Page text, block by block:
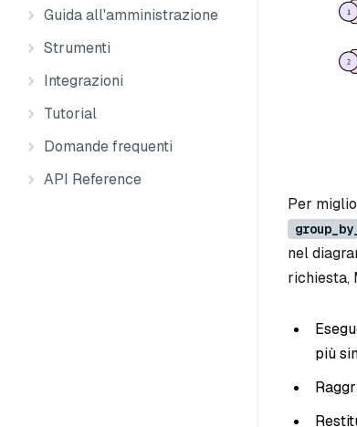
Guida all'amministrazione
Strumenti
Integrazioni
Tutorial
Domande frequenti
API Reference
Per
nel
richiesta,
più